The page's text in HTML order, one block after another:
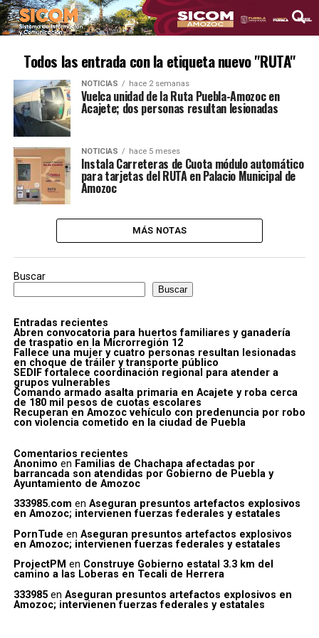
Todos las entrada con la etiqueta nuevo "RUTA"
NOTICIAS hace 2 semanas
Vuelca unidad de la Ruta Puebla-Amozoc en
Acajete; dos personas resultan lesionadas
NOTICIAS hace 5 meses
Instala Carreteras de Cuota módulo automático
para tarjetas del RUTA en Palacio Municipal de
Amozoc
MÁS NOTAS
Buscar
Buscar
Entradas recientes
Abren convocatoria para huertos familiares y ganadería
de traspatio en la Microrregión 12
Fallece una mujer y cuatro personas resultan lesionadas
en choque de tráiler y transporte público
SEDIF fortalece coordinación regional para atender a
grupos vulnerables
Comando armado asalta primaria en Acajete y roba cerca
de 180 mil pesos de cuotas escolares
Recuperan en Amozoc vehículo con predenuncia por robo
con violencia cometido en la ciudad de Puebla
Comentarios recientes
Anonimo en Familias de Chachapa afectadas por
barrancada son atendidas por Gobierno de Puebla y
Ayuntamiento de Amozoc
333985.com en Aseguran presuntos artefactos explosivos
en Amozoc; intervienen fuerzas federales y estatales
PornTude en Aseguran presuntos artefactos explosivos
en Amozoc; intervienen fuerzas federales y estatales
ProjectPM en Construye Gobierno estatal 3.3 km del
camino a las Loberas en Tecali de Herrera
333985en Aseguran presuntos artefactos explosivos en
Amozoc; intervienen fuerzas federales y estatales